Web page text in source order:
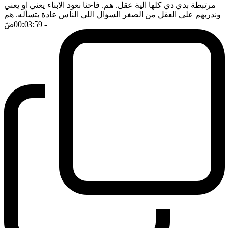
مرتبطة بدي دي كلها الية عقل. هم. فاحنا نعود الابناء يعني او يعني
وندربهم على العقل من الصغر السؤال اللي الناس عادة بتسأله. هم
- 00:03:59
ضَ